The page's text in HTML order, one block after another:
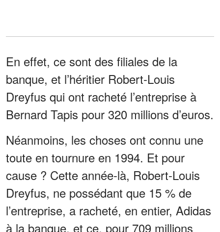
En effet, ce sont des filiales de la
banque, et l’héritier Robert-Louis
Dreyfus qui ont racheté l’entreprise à
Bernard Tapis pour 320 millions d’euros.
Néanmoins, les choses ont connu une
toute en tournure en 1994. Et pour
cause ? Cette année-là, Robert-Louis
Dreyfus, ne possédant que 15 % de
l’entreprise, a racheté, en entier, Adidas
à la banque, et ce, pour 709 millions